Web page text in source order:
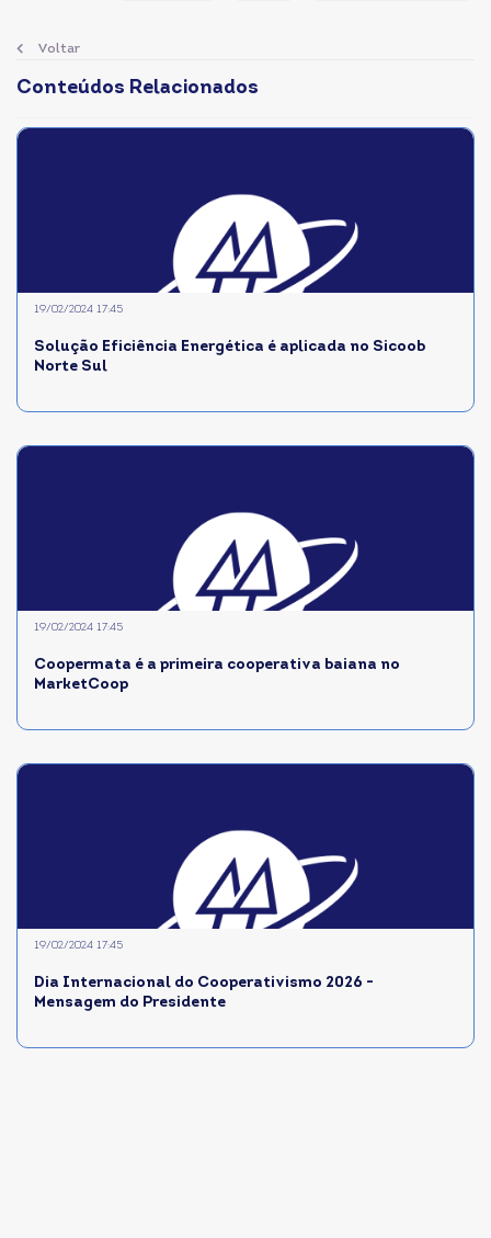
Voltar
Conteúdos Relacionados
Solução Eficiência Energética é aplicada no Sicoob
Norte Sul
19/02/2024 17:45
Coopermata é a primeira cooperativa baiana no
MarketCoop
19/02/2024 17:45
Dia Internacional do Cooperativismo 2026 -
Mensagem do Presidente
19/02/2024 17:45